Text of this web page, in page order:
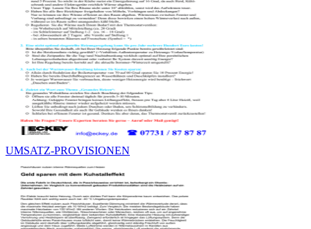
UMSATZ-PROVISIONEN